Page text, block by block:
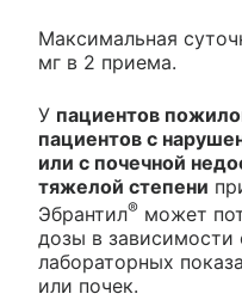
Максимальная
мг в 2 приема.
У пациентов
пациентов с
или с почечной
тяжелой степени
Эбрантил® может
дозы в зависимости
лабораторных
или почек.